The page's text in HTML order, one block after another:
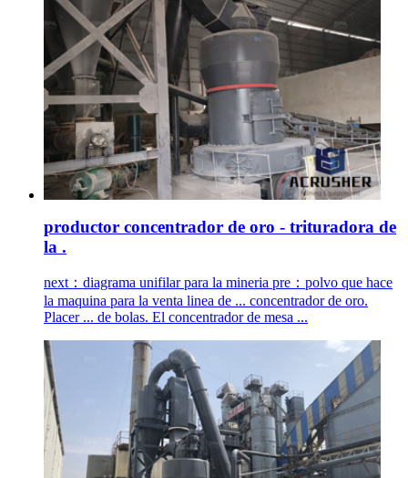
productor concentrador de oro - trituradora de
la .
next：diagrama unifilar para la mineria pre：polvo que hace
la maquina para la venta linea de ... concentrador de oro.
Placer ... de bolas. El concentrador de mesa ...